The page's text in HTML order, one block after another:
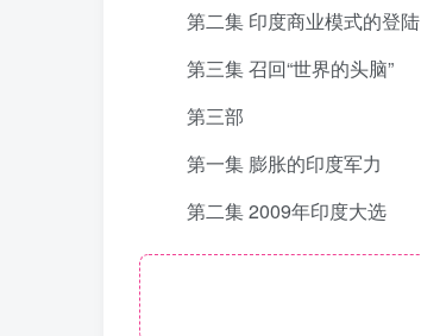
第二集 印度商业模式的登陆
第三集 召回“世界的头脑”
第三部
第一集 膨胀的印度军力
第二集 2009年印度大选